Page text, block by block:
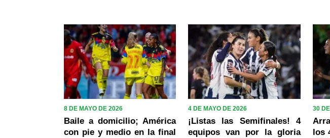
8 DE MAYO DE 2026
Baile a domicilio; América
con pie y medio en la final
4 DE MAYO DE 2026
¡Listas las Semifinales! 4
equipos van por la gloria
30
los